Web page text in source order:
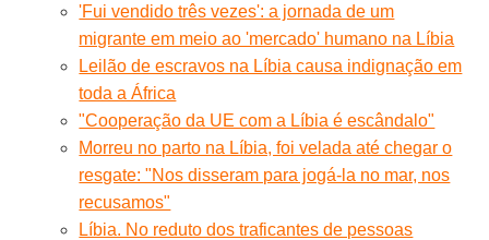
'Fui vendido três vezes': a jornada de um
migrante em meio ao 'mercado' humano na Líbia
Leilão de escravos na Líbia causa indignação em
toda a África
"Cooperação da UE com a Líbia é escândalo"
Morreu no parto na Líbia, foi velada até chegar o
resgate: "Nos disseram para jogá-la no mar, nos
recusamos"
Líbia. No reduto dos traficantes de pessoas